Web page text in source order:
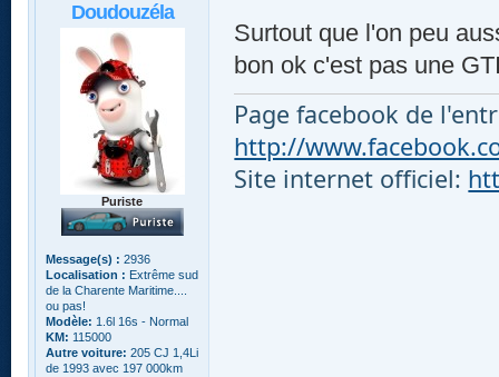
Doudouzéla
Puriste
Message(s) : 2936
Localisation : Extrême sud
de la Charente Maritime....
ou pas!
Modèle: 1.6l 16s - Normal
KM: 115000
Autre voiture: 205 CJ 1,4Li
de 1993 avec 197 000km
Surtout que l'on peu
bon ok c'est pas une
Page facebook de
http://
Site internet officiel: